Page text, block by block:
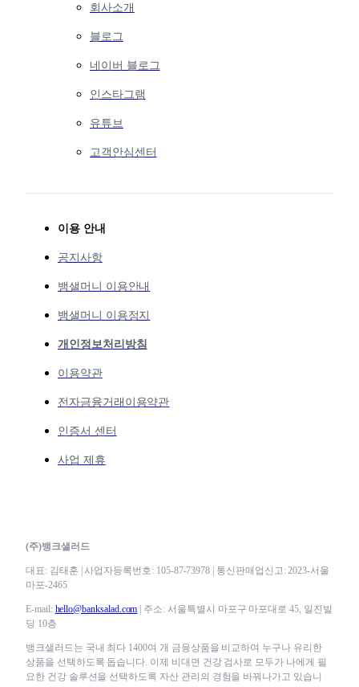
회사소개
블로그
네이버 블로그
인스타그램
유튜브
고객안심센터
이용 안내
공지사항
뱅샐머니 이용안내
뱅샐머니 이용정지
개인정보처리방침
이용약관
전자금융거래이용약관
인증서 센터
사업 제휴
(주)뱅크샐러드
대표: 김태훈 | 사업자등록번호: 105-87-73978 | 통신판매업신고: 2023-서울
마포-2465
E-mail: hello@banksalad.com | 주소: 서울특별시 마포구 마포대로 45, 일진빌
딩 10층
뱅크샐러드는 국내 최다 1400여 개 금융상품을 비교하여 누구나 유리한
상품을 선택하도록 돕습니다. 이제 비대면 건강 검사로 모두가 나에게 필
요한 건강 솔루션을 선택하도록 자산 관리의 경험을 바꿔나가고 있습니